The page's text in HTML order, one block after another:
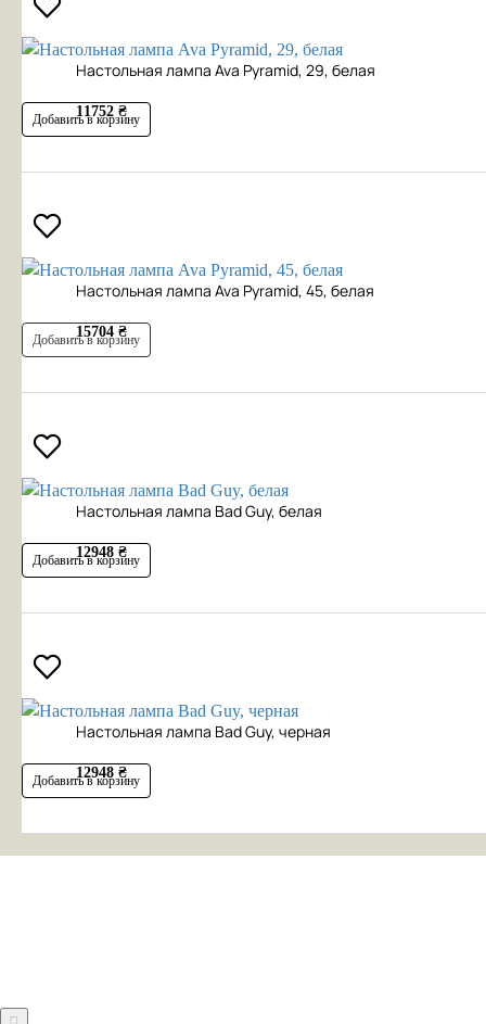
Настольная лампа Ava Pyramid, 29, белая
11752 ₴
Добавить в корзину
Настольная лампа Ava Pyramid, 45, белая
15704 ₴
Добавить в корзину
Настольная лампа Bad Guy, белая
12948 ₴
Добавить в корзину
Настольная лампа Bad Guy, черная
12948 ₴
Добавить в корзину